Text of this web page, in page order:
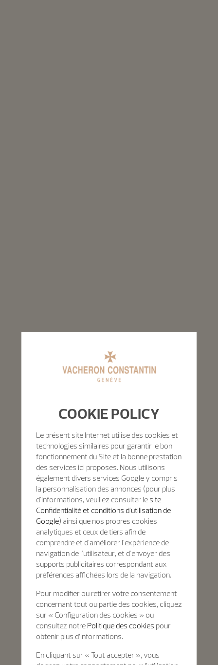
COOKIE POLICY
Le présent site Internet utilise des cookies et
technologies similaires pour garantir le bon
fonctionnement du Site et la bonne prestation
des services ici proposes. Nous utilisons
également divers services Google y compris
la personnalisation des annonces (pour plus
d'informations, veuillez consulter le site
Confidentialité et conditions d'utilisation de
Google) ainsi que nos propres cookies
analytiques et ceux de tiers afin de
comprendre et d'améliorer l'expérience de
navigation de l'utilisateur, et d'envoyer des
supports publicitaires correspondant aux
préférences affichées lors de la navigation.
Pour modifier ou retirer votre consentement
concernant tout ou partie des cookies, cliquez
sur « Configuration des cookies » ou
consultez notre Politique des cookies pour
obtenir plus d’informations.
En cliquant sur « Tout accepter », vous